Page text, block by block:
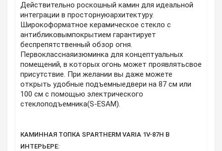
Действительно роскошный камин для идеальной
интеграции в просторнуюархитектуру.
Широкоформатное керамическое стекло с
антибликовымпокрытием гарантирует
беспрепятственный обзор огня.
Первокласснаяизюминка для концептуальных
помещений, в которых огонь может проявлятьсвое
присутствие. При желании вы даже можете
открыть удобные подъемныедвери на 87 см или
100 см с помощью электрического
стеклоподъемника(S-ESAM).
КАМИННАЯ ТОПКА SPARTHERM VARIA 1V-87H В
ИНТЕРЬЕРЕ: